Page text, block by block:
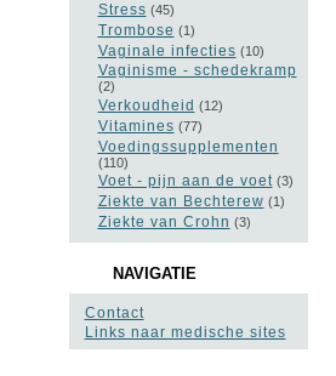
Stress (45)
Trombose (1)
Vaginale infecties (10)
Vaginisme - schedekramp
(2)
Verkoudheid (12)
Vitamines (77)
Voedingssupplementen
(110)
Voet - pijn aan de voet (3)
Ziekte van Bechterew (1)
Ziekte van Crohn (3)
NAVIGATIE
Contact
Links naar medische sites